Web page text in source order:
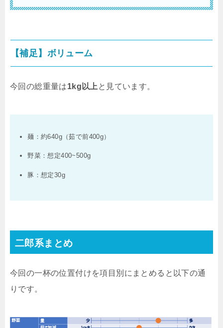
【補足】ボリューム
今回の総重量は1kg以上 と見ています。
麺：約640g（茹で前400g）
野菜：想定400~500g
豚：想定30g
二郎系まとめ
今回の一杯の位置付けを項目別にまとめると以下の通
りです。